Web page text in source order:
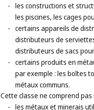
- les constructions et
les piscines, les cages
- certains appareils de
distributeurs de
distributeurs de sacs
- certains produits en
par exemple : les boîtes
métaux communs.
Cette classe ne comprend
- les métaux et minerais